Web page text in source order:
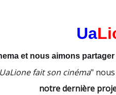
Ua
et nous aimons
UaLione fait son cinéma"
notre dernière